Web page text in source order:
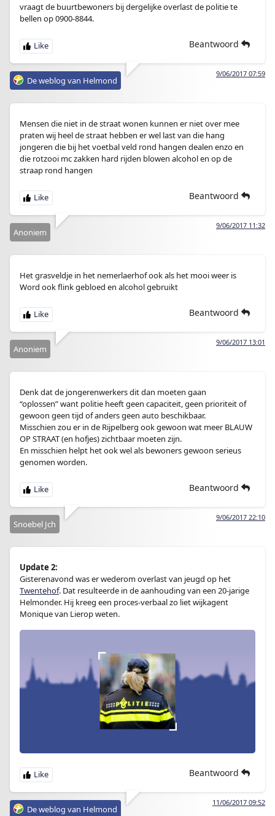
vraagt de buurtbewoners bij dergelijke overlast de politie te
bellen op 0900-8844.
Beantwoord
9/06/2017 07:59
De weblog van Helmond
Mensen die niet in de straat wonen kunnen er niet over mee
praten wij heel de straat hebben er wel last van die hang
jongeren die bij het voetbal veld rond hangen dealen enzo en
die rotzooi mc zakken hard rijden blowen alcohol en op de
straap rond hangen
Beantwoord
9/06/2017 11:32
Anoniem
Het grasveldje in het nemerlaerhof ook als het mooi weer is
Word ook flink gebloed en alcohol gebruikt
Beantwoord
9/06/2017 13:01
Anoniem
Denk dat de jongerenwerkers dit dan moeten gaan
“oplossen” want politie heeft geen capaciteit, geen prioriteit of
gewoon geen tijd of anders geen auto beschikbaar.
Misschien zou er in de Rijpelberg ook gewoon wat meer BLAUW
OP STRAAT (en hofjes) zichtbaar moeten zijn.
En misschien helpt het ook wel als bewoners gewoon serieus
genomen worden.
Beantwoord
9/06/2017 22:10
Snoebel Jch
Update 2:
Gisterenavond was er wederom overlast van jeugd op het
Twentehof. Dat resulteerde in de aanhouding van een 20-jarige
Helmonder. Hij kreeg een proces-verbaal zo liet wijkagent
Monique van Lierop weten.
Beantwoord
11/06/2017 09:52
De weblog van Helmond